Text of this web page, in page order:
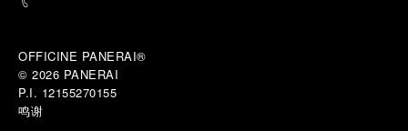
OFFICINE PANERAI®
© 2026 PANERAI
P.I. 12155270155
鸣谢